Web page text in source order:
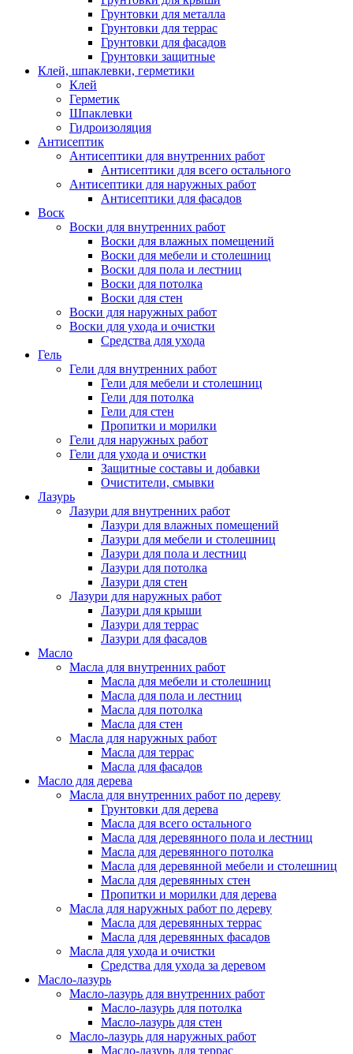
Грунтовки для металла
Грунтовки для террас
Грунтовки для фасадов
Грунтовки защитные
Клей, шпаклевки, герметики
Клей
Герметик
Шпаклевки
Гидроизоляция
Антисептик
Антисептики для внутренних работ
Антисептики для всего остального
Антисептики для наружных работ
Антисептики для фасадов
Воск
Воски для внутренних работ
Воски для влажных помещений
Воски для мебели и столешниц
Воски для пола и лестниц
Воски для потолка
Воски для стен
Воски для наружных работ
Воски для ухода и очистки
Средства для ухода
Гель
Гели для внутренних работ
Гели для мебели и столешниц
Гели для потолка
Гели для стен
Пропитки и морилки
Гели для наружных работ
Гели для ухода и очистки
Защитные составы и добавки
Очистители, смывки
Лазурь
Лазури для внутренних работ
Лазури для влажных помещений
Лазури для мебели и столешниц
Лазури для пола и лестниц
Лазури для потолка
Лазури для стен
Лазури для наружных работ
Лазури для крыши
Лазури для террас
Лазури для фасадов
Масло
Масла для внутренних работ
Масла для мебели и столешниц
Масла для пола и лестниц
Масла для потолка
Масла для стен
Масла для наружных работ
Масла для террас
Масла для фасадов
Масло для дерева
Масла для внутренних работ по дереву
Грунтовки для дерева
Масла для всего остального
Масла для деревянного пола и лестниц
Масла для деревянного потолка
Масла для деревянной мебели и столешниц
Масла для деревянных стен
Пропитки и морилки для дерева
Масла для наружных работ по дереву
Масла для деревянных террас
Масла для деревянных фасадов
Масла для ухода и очистки
Средства для ухода за деревом
Масло-лазурь
Масло-лазурь для внутренних работ
Масло-лазурь для потолка
Масло-лазурь для стен
Масло-лазурь для наружных работ
Масло-лазурь для террас